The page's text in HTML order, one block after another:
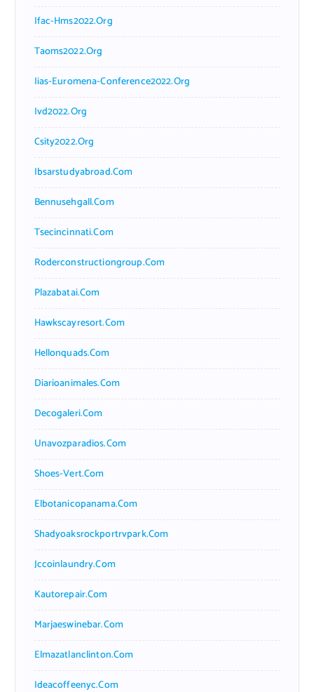
Ifac-Hms2022.org
Taoms2022.org
Iias-Euromena-Conference2022.org
Ivd2022.org
Csity2022.org
Ibsarstudyabroad.com
Bennusehgall.com
Tsecincinnati.com
Roderconstructiongroup.com
Plazabatai.com
Hawkscayresort.com
Hellonquads.com
Diarioanimales.com
Decogaleri.com
Unavozparadios.com
Shoes-Vert.com
Elbotanicopanama.com
Shadyoaksrockportrvpark.com
Jccoinlaundry.com
Kautorepair.com
Marjaeswinebar.com
Elmazatlanclinton.com
Ideacoffeenyc.com